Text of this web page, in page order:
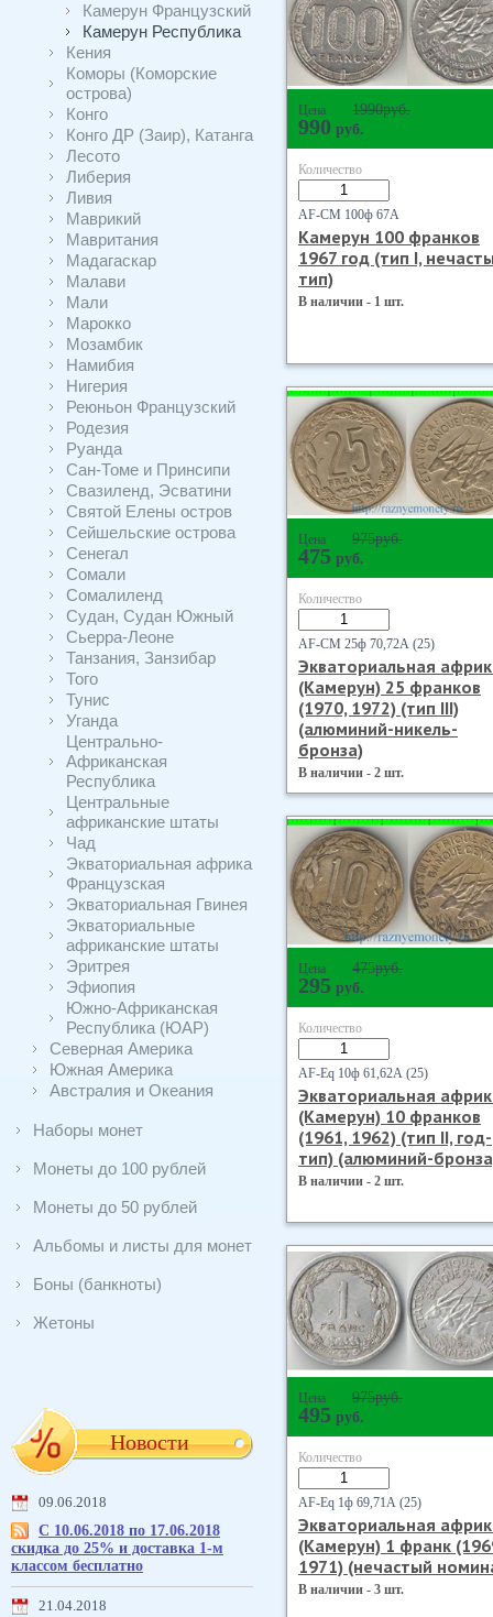
Камерун Французский
Камерун Республика
Кения
Коморы (Коморские
острова)
Конго
Конго ДР (Заир), Катанга
Лесото
Либерия
Ливия
Маврикий
Мавритания
Мадагаскар
Малави
Мали
Марокко
Мозамбик
Намибия
Нигерия
Реюньон Французский
Родезия
Руанда
Сан-Томе и Принсипи
Свазиленд, Эсватини
Святой Елены остров
Сейшельские острова
Сенегал
Сомали
Сомалиленд
Судан, Судан Южный
Сьерра-Леоне
Танзания, Занзибар
Того
Тунис
Уганда
Центрально-
Африканская
Республика
Центральные
африканские штаты
Чад
Экваториальная африка
Французская
Экваториальная Гвинея
Экваториальные
африканские штаты
Эритрея
Эфиопия
Южно-Африканская
Республика (ЮАР)
Северная Америка
Южная Америка
Австралия и Океания
Наборы монет
Монеты до 100 рублей
Монеты до 50 рублей
Альбомы и листы для монет
Боны (банкноты)
Жетоны
Новости
09.06.2018
С 10.06.2018 по 17.06.2018
скидка до 25% и доставка 1-м
классом бесплатно
21.04.2018
Цена 1990руб.
990 руб.
Количество
AF-CM 100ф 67А
Камерун 100 франков
1967 год (тип I,
тип)
В наличии - 1 шт.
Цена 975руб.
475 руб.
Количество
AF-CM 25ф 70,72А (25)
Экваториальная
(Камерун) 25 франков
(1970, 1972) (тип III)
(алюминий-никель-
бронза)
В наличии - 2 шт.
Цена 475руб.
295 руб.
Количество
AF-Eq 10ф 61,62А (25)
Экваториальная
(Камерун) 10 франков
(1961, 1962) (тип II, год-
тип) (алюминий-
В наличии - 2 шт.
Цена 975руб.
495 руб.
Количество
AF-Eq 1ф 69,71А (25)
Экваториальная
(Камерун) 1 франк
1971) (нечастый
В наличии - 3 шт.